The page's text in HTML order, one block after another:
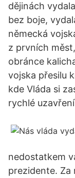
dějinách
bez boje,
německá
z prvních
obránce
vojska přesilu
kde Vláda si
rychlé
nedostatkem
prezidente. Za